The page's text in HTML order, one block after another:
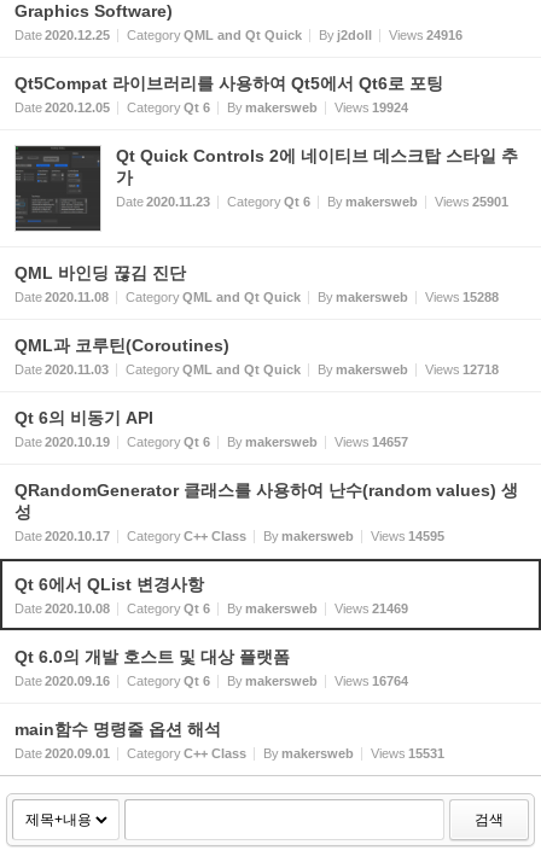
Graphics Software)
Date2020.12.25 CategoryQML and Qt Quick By j2doll Views 24916
Qt5Compat 라이브러리를 사용하여 Qt5에서 Qt6로 포팅
Date2020.12.05 CategoryQt 6 Bymakersweb Views 19924
Qt Quick Controls 2에 네이티브 데스크탑 스타일 추
가
Date2020.11.23 CategoryQt 6 Bymakersweb Views 25901
QML 바인딩 끊김 진단
Date2020.11.08 CategoryQML and Qt Quick Bymakersweb Views 15288
QML과 코루틴(Coroutines)
Date2020.11.03 CategoryQML and Qt Quick Bymakersweb Views 12718
Qt 6의 비동기 API
Date2020.10.19 CategoryQt 6 Bymakersweb Views 14657
QRandomGenerator 클래스를 사용하여 난수(random values) 생
성
Date2020.10.17 CategoryC++ Class Bymakersweb Views 14595
Qt 6에서 QList 변경사항
Date2020.10.08 CategoryQt 6 Bymakersweb Views 21469
Qt 6.0의 개발 호스트 및 대상 플랫폼
Date2020.09.16 CategoryQt 6 Bymakersweb Views 16764
main함수 명령줄 옵션 해석
Date2020.09.01 CategoryC++ Class Bymakersweb Views 15531
검색